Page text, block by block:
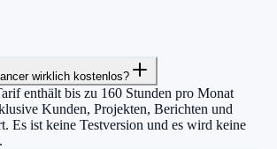
wirklich kostenlos?
enthält bis zu 160 Stunden pro Monat
Kunden, Projekten, Berichten und
Es ist keine Testversion und es wird keine